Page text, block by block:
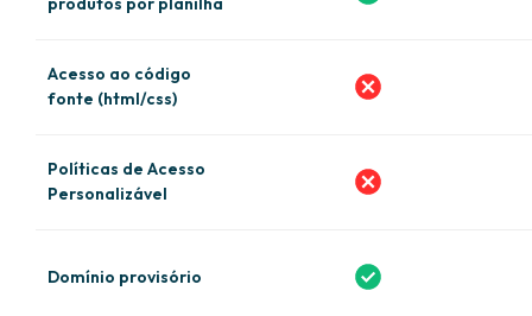
Acesso ao código
fonte (html/css)
Políticas de Acesso
Personalizável
Domínio provisório